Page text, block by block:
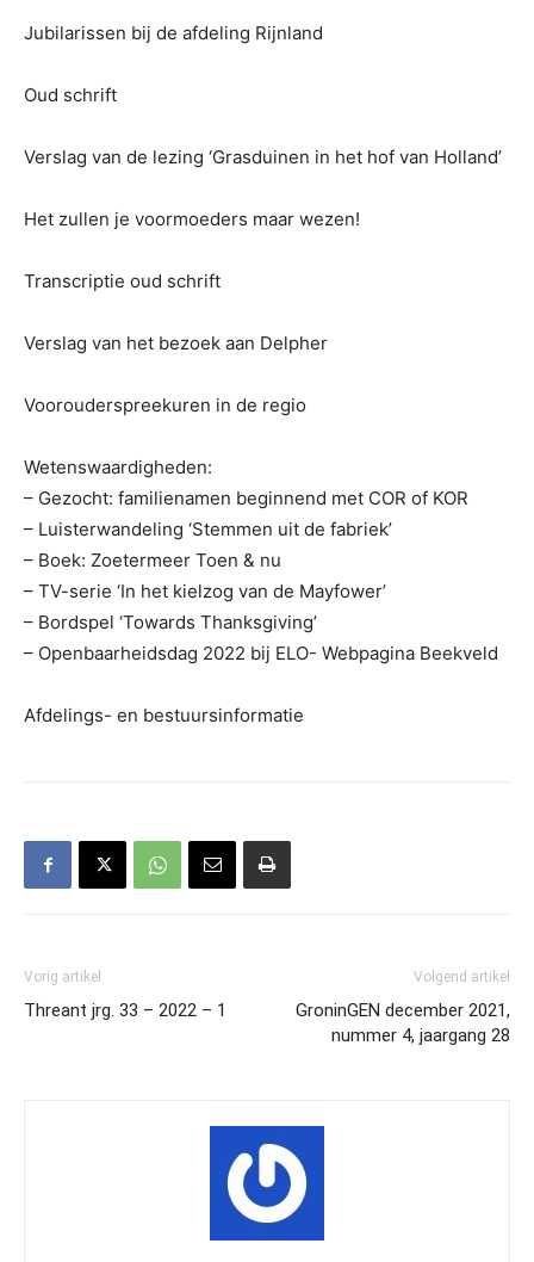
Jubilarissen bij de afdeling Rijnland
Oud schrift
Verslag van de lezing ‘Grasduinen in het hof van Holland’
Het zullen je voormoeders maar wezen!
Transcriptie oud schrift
Verslag van het bezoek aan Delpher
Voorouderspreekuren in de regio
Wetenswaardigheden:
– Gezocht: familienamen beginnend met COR of KOR
– Luisterwandeling ‘Stemmen uit de fabriek’
– Boek: Zoetermeer Toen & nu
– TV-serie ‘In het kielzog van de Mayfower’
– Bordspel ‘Towards Thanksgiving’
– Openbaarheidsdag 2022 bij ELO- Webpagina Beekveld
Afdelings- en bestuursinformatie
Vorig artikel
Threant jrg. 33 – 2022 – 1
Volgend artikel
GroninGEN december 2021,
nummer 4, jaargang 28